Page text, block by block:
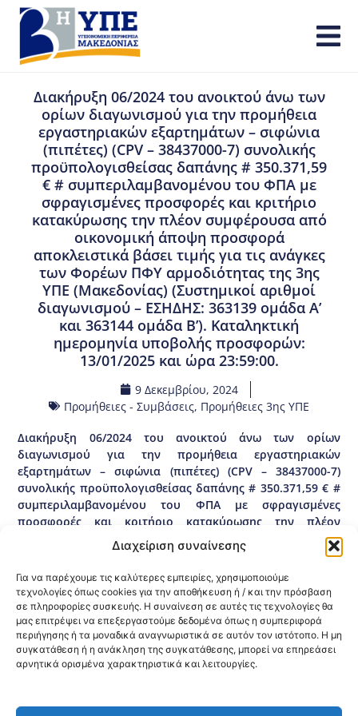
Διαχείριση συναίνεσης
Για να παρέχουμε τις καλύτερες εμπειρίες, χρησιμοποιούμε
τεχνολογίες όπως cookies για την αποθήκευση ή / και την πρόσβαση
σε πληροφορίες συσκευής. Η συναίνεση σε αυτές τις τεχνολογίες θα
μας επιτρέψει να επεξεργαστούμε δεδομένα όπως η συμπεριφορά
περιήγησης ή τα μοναδικά αναγνωριστικά σε αυτόν τον ιστότοπο. Η μη
συγκατάθεση ή η ανάκληση της συγκατάθεσης, μπορεί να επηρεάσει
αρνητικά ορισμένα χαρακτηριστικά και λειτουργίες.
Διακήρυξη 06/2024 του ανοικτού άνω των
ορίων διαγωνισμού για την προμήθεια
εργαστηριακών εξαρτημάτων – σιφώνια
(πιπέτες) (CPV – 38437000-7) συνολικής
προϋπολογισθείσας δαπάνης # 350.371,59
€ # συμπεριλαμβανομένου του ΦΠΑ με
σφραγισμένες προσφορές και κριτήριο
κατακύρωσης την πλέον συμφέρουσα από
οικονομική άποψη προσφορά
αποκλειστικά βάσει τιμής για τις ανάγκες
των Φορέων ΠΦΥ αρμοδιότητας της 3ης
ΥΠΕ (Μακεδονίας) (Συστημικοί αριθμοί
διαγωνισμού – ΕΣΗΔΗΣ: 363139 ομάδα Α’
και 363144 ομάδα Β’). Καταληκτική
ημερομηνία υποβολής προσφορών:
13/01/2025 και ώρα 23:59:00.
9 Δεκεμβρίου, 2024
Προμήθειες - Συμβάσεις, Προμήθειες 3ης ΥΠΕ
Διακήρυξη 06/2024 του ανοικτού άνω των ορίων
διαγωνισμού για την προμήθεια εργαστηριακών
εξαρτημάτων – σιφώνια (πιπέτες) (CPV – 38437000-7)
συνολικής προϋπολογισθείσας δαπάνης # 350.371,59 € #
συμπεριλαμβανομένου του ΦΠΑ με σφραγισμένες
προσφορές και κριτήριο κατακύρωσης την πλέον
συμφέρουσα από οικονομική άποψη προσφορά
αποκλειστικά βάσει τιμής για τις ανάγκες των Φορέων
ΠΦΥ αρμοδιότητας της 3ης ΥΠΕ (Μακεδονίας) (Συστημικοί
αριθμοί διαγωνισμού – ΕΣΗΔΗΣ: 363139 ομάδα Α’ και
363144 ομάδα Β’). Καταληκτική ημερομηνία υποβολής
προσφορών: 13/01/2025 και ώρα 23:59:00.
ΕΕΕΣ 06/2024